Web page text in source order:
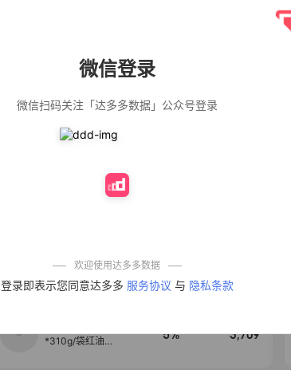
微信登录
微信扫码关注「达多多数据」公众号登录
欢迎使用达多多数据
登录即表示您同意达多多 服务协议 与 隐私条款
【净浮生】油污
重油污去油王污
衣粉轻松搓洗去
污渍除菌除螨3倍
免煮开袋即食劲
艾草抽绳式免撕
垃圾袋大号特厚
50% 4,154
*310g/袋红油麻
5% 3,709